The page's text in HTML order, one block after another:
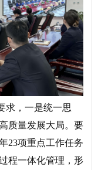
求，一是统一思
质量发展大局。要
23项重点工作任务
程一体化管理，形